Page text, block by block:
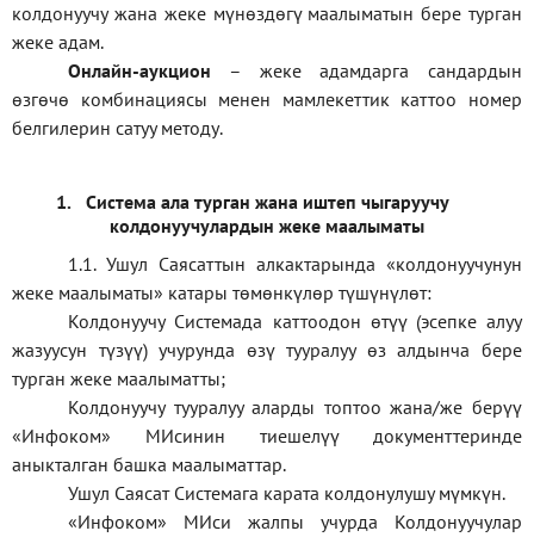
колдонуучу жана жеке мүнөздөгү маалыматын бере турган
жеке адам.
Онлайн-аукцион – жеке адамдарга сандардын
өзгөчө комбинациясы менен мамлекеттик каттоо номер
белгилерин сатуу методу.
1. Система ала турган жана иштеп чыгаруучу
колдонуучулардын жеке маалыматы
1.1. Ушул Саясаттын алкактарында«колдонуучунун
жеке маалыматы» катары төмөнкүлөр түшүнүлөт:
Колдонуучу Системада каттоодон өтүү (эсепке алуу
жазуусун түзүү) учурунда өзү тууралуу өз алдынча бере
турган жеке маалыматты;
Колдонуучу тууралуу аларды топтоо жана/же берүү
«Инфоком» МИсинин тиешелүү документтеринде
аныкталган башка маалыматтар.
Ушул Саясат Системага карата колдонулушу мүмкүн.
«Инфоком» МИси жалпы учурда Колдонуучулар